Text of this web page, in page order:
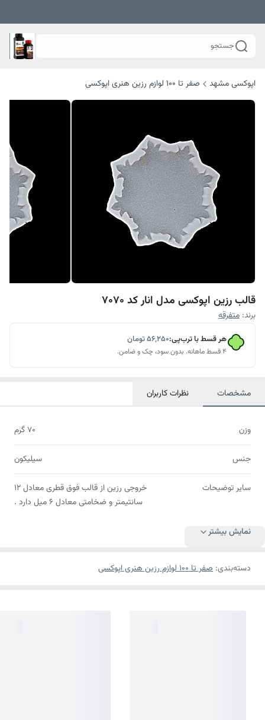
جستجو
اپوکسی مشهد صفر تا ۱۰۰ لوازم رزین هنری اپوکسی
قالب رزین اپوکسی مدل انار کد 7070
برند: متفرقه
هر قسط با ترب‌پی:۵۶٬۲۵۰تومان
۴ قسط ماهانه. بدون سود، چک و ضامن.
مشخصات نظرات کاربران
وزن 70 گرم
جنس سیلیکون
سایر توضیحات
خروجی رزین از قالب فوق قطری معادل 12
سانتیمتر و ضخامتی معادل 6 میل دارد .
نمایش بیشتر
دسته‌بندی: صفر تا ۱۰۰ لوازم رزین هنری اپوکسی